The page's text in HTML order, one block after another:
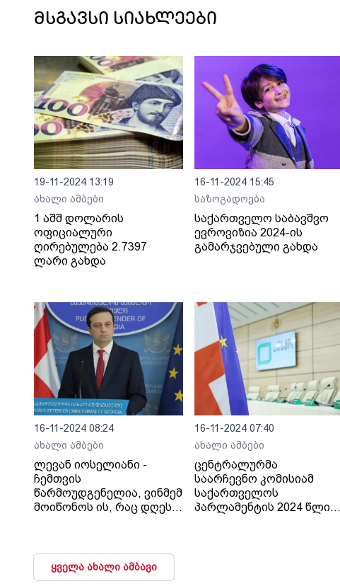
მსგავსი სიახლეები
19-11-2024 13:19
ახალი ამბები
1 აშშ დოლარის
ოფიციალური
ღირებულება 2.7397
ლარი გახდა
16-11-2024 15:45
საზოგადოება
საქართველო საბავშვო
ევროვიზია 2024-ის
გამარჯვებული გახდა
16-11-2024 08:24
ახალი ამბები
ლევან იოსელიანი -
ჩემთვის
წარმოუდგენელია, ვინმემ
მოიწონოს ის, რაც დღეს
მიმართულია ადამიანის
წინააღმდეგ
16-11-2024 07:40
ახალი ამბები
ცენტრალურმა
საარჩევნო კომისიამ
საქართველოს
პარლამენტის 2024 წლის
ყველა ახალი ამბავი